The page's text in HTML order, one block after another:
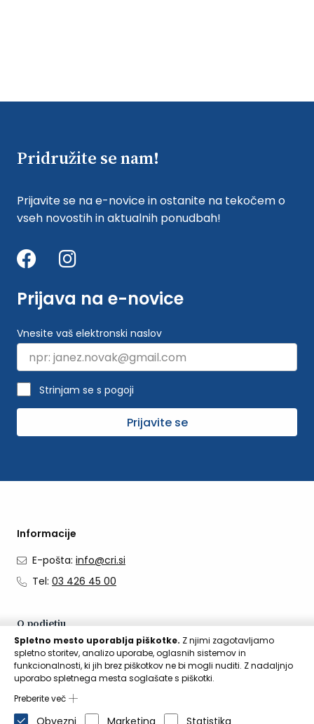
Pridružite se nam!
Prijavite se na e-novice in ostanite na tekočem o
vseh novostih in aktualnih ponudbah!
Prijava na e-novice
Vnesite vaš elektronski naslov
Strinjam se s pogoji
Prijavite se
Informacije
E-pošta: info@cri.si
Tel: 03 426 45 00
O podjetju
O nas
Kontakti
Aktualno
Spletno mesto uporablja piškotke. Z njimi zagotavljamo
spletno storitev, analizo uporabe, oglasnih sistemov in
funkcionalnosti, ki jih brez piškotkov ne bi mogli nuditi. Z nadaljnjo
uporabo spletnega mesta soglašate s piškotki.
Preberite več
Obvezni Marketing Statistika